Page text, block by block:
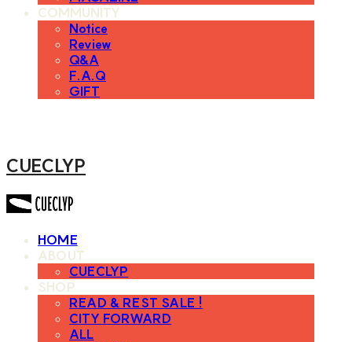
COMMUNITY
Notice
Review
Q&A
F.A.Q
GIFT
CUECLYP
HOME
ABOUT
CUECLYP
SHOP
READ & REST SALE !
CITY FORWARD
ALL